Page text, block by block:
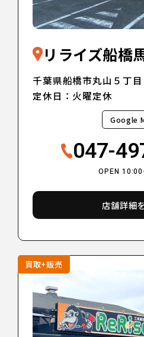
リライズ船橋
千葉県船橋市丸山５丁目
定休日：火曜定休
Google
047-
OPEN
店舗詳細
買取+販売